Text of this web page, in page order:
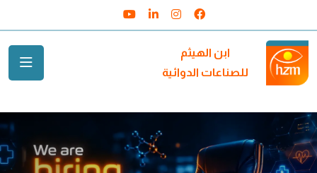
Facebook
Instagram
Linkedin
Youtube
ابن الهيثم
للصناعات الدوائية